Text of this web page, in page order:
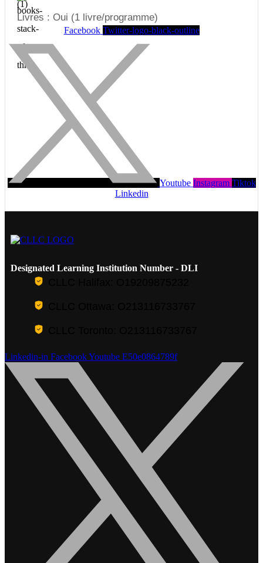
Livres : Oui (1 livre/programme)
Facebook Twitter-logo-black-outline
Youtube Instagram Tiktok
Linkedin
Designated Learning Institution Number - DLI
Linkedin-in FacebookYoutube E50e0864789f